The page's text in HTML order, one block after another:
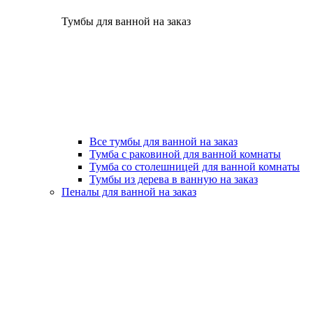
Тумбы для ванной на заказ
Все тумбы для ванной на заказ
Тумба с раковиной для ванной комнаты
Тумба со столешницей для ванной комнаты
Тумбы из дерева в ванную на заказ
Пеналы для ванной на заказ